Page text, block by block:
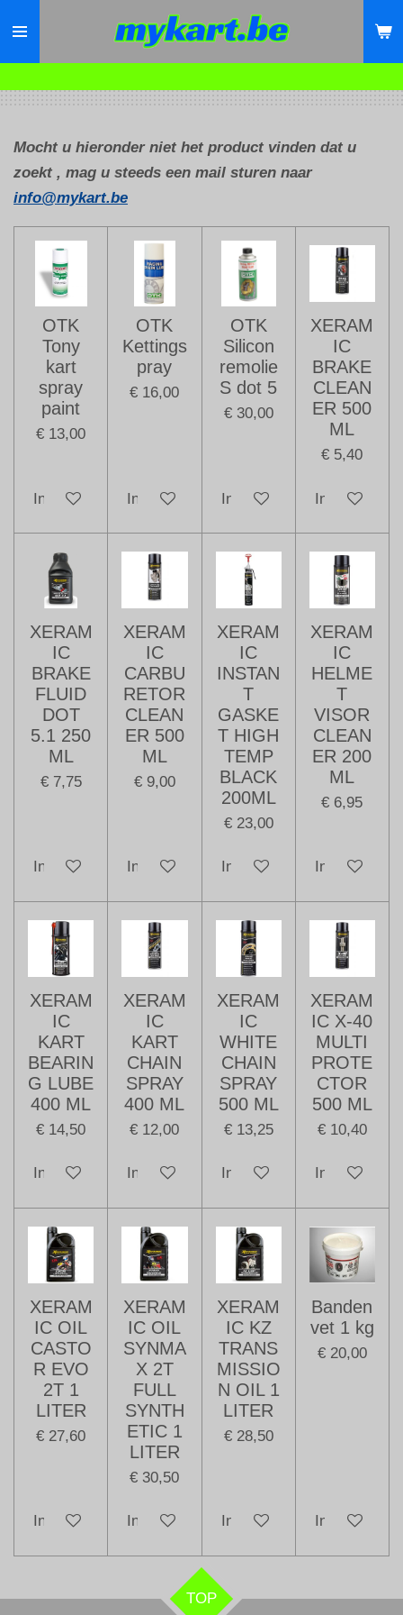
de
Mocht u hieronder niet het product vinden dat u
zoekt , mag u steeds een mail sturen naar
info@mykart.be
OTK
Tony
kart
spray
paint
€ 13,00
In winkelwagen
OTK
Kettings
pray
€ 16,00
In winkelwagen
OTK
Silicon
remolie
S dot 5
€ 30,00
In winkelwagen
XERAM
IC
BRAKE
CLEAN
ER 500
ML
€ 5,40
In
XERAM
IC
BRAKE
FLUID
DOT
5.1 250
ML
€ 7,75
In winkelwagen
XERAM
IC
CARBU
RETOR
CLEAN
ER 500
ML
€ 9,00
In winkelwagen
XERAM
IC
INSTAN
T
GASKE
T HIGH
TEMP
BLACK
200ML
€ 23,00
In winkelwagen
XERAM
IC
HELME
T
VISOR
CLEAN
ER 200
ML
€ 6,95
In
XERAM
IC
KART
BEARIN
G LUBE
400 ML
€ 14,50
In winkelwagen
XERAM
IC
KART
CHAIN
SPRAY
400 ML
€ 12,00
In winkelwagen
XERAM
IC
WHITE
CHAIN
SPRAY
500 ML
€ 13,25
In winkelwagen
XERAM
IC X-40
MULTI
PROTE
CTOR
500 ML
€ 10,40
In
XERAM
IC OIL
CASTO
R EVO
2T 1
LITER
€ 27,60
In winkelwagen
XERAM
IC OIL
SYNMA
X 2T
FULL
SYNTH
ETIC 1
LITER
€ 30,50
In winkelwagen
XERAM
IC KZ
TRANS
MISSIO
N OIL 1
LITER
€ 28,50
In winkelwagen
Banden
vet 1 kg
€ 20,00
In
TOP